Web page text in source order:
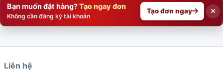
Bạn muốn đặt hàng?Tạo ngay đơn
Không cần đăng ký tài khoản
Tạo đơn ngay
Liên hệ